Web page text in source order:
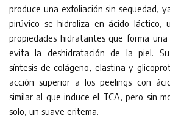
produce una exfoliación sin sequedad,
pirúvico se hidroliza en ácido láctico,
propiedades hidratantes que forma
evita la deshidratación de la piel.
síntesis de colágeno, elastina y
acción superior a los peelings con
similar al que induce el TCA, pero sin
solo, un suave eritema.